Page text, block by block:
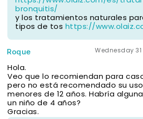
bronquitis/
y los tratamientos naturales
tipos de tos https://
Roque Wednesday
Hola.
Veo que lo recomiendan para
pero no está recomendado su
menores de 12 años. Habría
un niño de 4 años?
Gracias.